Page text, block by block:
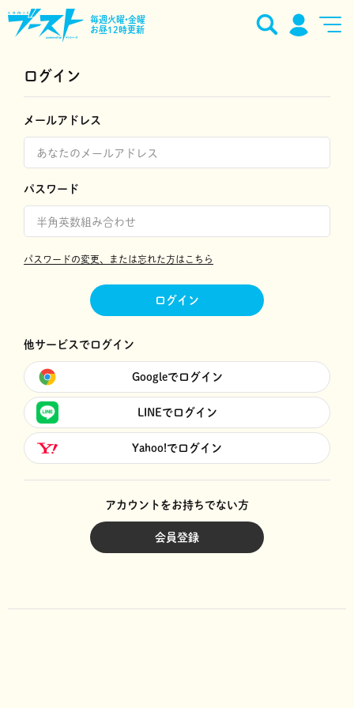
毎週火曜•金曜
お昼12時更新
ログイン
メールアドレス
パスワード
パスワードの変更、または忘れた方はこちら
ログイン
他サービスでログイン
Googleでログイン
LINEでログイン
Yahoo!でログイン
アカウントをお持ちでない方
会員登録